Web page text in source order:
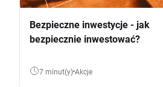
Bezpieczne inwestycje - jak
bezpiecznie inwestować?
7 minut(y) Akcje